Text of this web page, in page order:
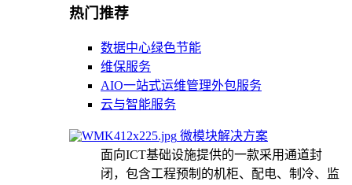
热门推荐
数据中心绿色节能
维保服务
AIO一站式运维管理外包服务
云与智能服务
微模块解决方案
面向ICT基础设施提供的一款采用通道封
闭，包含工程预制的机柜、配电、制冷、监